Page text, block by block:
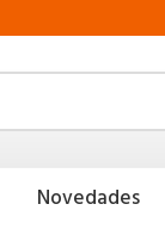
Novedades